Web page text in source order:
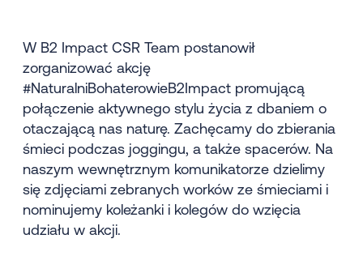
W B2 Impact CSR Team postanowił
zorganizować akcję
#NaturalniBohaterowieB2Impact promującą
połączenie aktywnego stylu życia z dbaniem o
otaczającą nas naturę. Zachęcamy do zbierania
śmieci podczas joggingu, a także spacerów. Na
naszym wewnętrznym komunikatorze dzielimy
się zdjęciami zebranych worków ze śmieciami i
nominujemy koleżanki i kolegów do wzięcia
udziału w akcji.